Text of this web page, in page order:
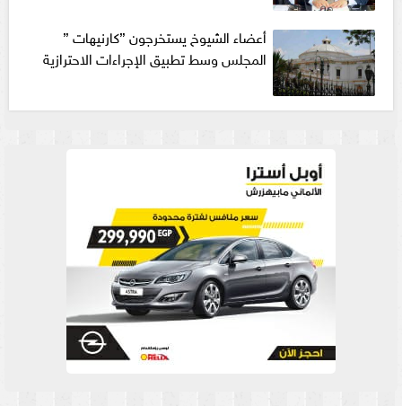
أعضاء الشيوخ يستخرجون ”كارنيهات ”
المجلس وسط تطبيق الإجراءات الاحترازية